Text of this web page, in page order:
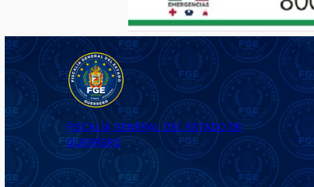
FISCALÍA GENERAL DEL ESTADO DE
GUERRERO